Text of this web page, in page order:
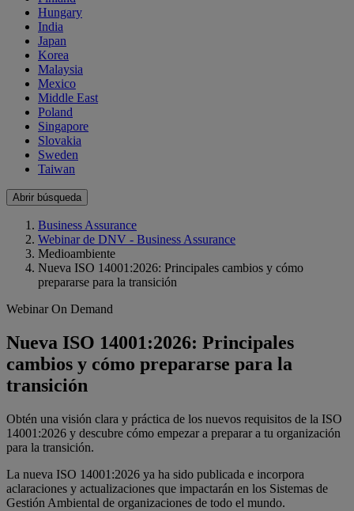
Hungary
India
Japan
Korea
Malaysia
Mexico
Middle East
Poland
Singapore
Slovakia
Sweden
Taiwan
Abrir búsqueda
Business Assurance
Webinar de DNV - Business Assurance
Medioambiente
Nueva ISO 14001:2026: Principales cambios y cómo
prepararse para la transición
Webinar On Demand
Nueva ISO 14001:2026: Principales
cambios y cómo prepararse para la
transición
Obtén una visión clara y práctica de los nuevos requisitos de la ISO
14001:2026 y descubre cómo empezar a preparar a tu organización
para la transición.
La nueva ISO 14001:2026 ya ha sido publicada e incorpora
aclaraciones y actualizaciones que impactarán en los Sistemas de
Gestión Ambiental de organizaciones de todo el mundo.